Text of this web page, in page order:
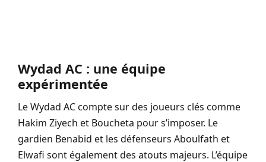
Wydad AC : une équipe
expérimentée
Le Wydad AC compte sur des joueurs clés comme
Hakim Ziyech et Boucheta pour s’imposer. Le
gardien Benabid et les défenseurs Aboulfath et
Elwafi sont également des atouts majeurs. L’équipe